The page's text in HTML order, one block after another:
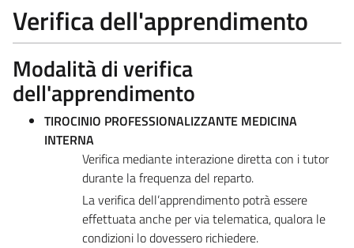
Verifica dell'apprendimento
Modalità di verifica
dell'apprendimento
TIROCINIO PROFESSIONALIZZANTE MEDICINA
INTERNA
Verifica mediante interazione diretta con i tutor
durante la frequenza del reparto.
La verifica dell’apprendimento potrà essere
effettuata anche per via telematica, qualora le
condizioni lo dovessero richiedere.